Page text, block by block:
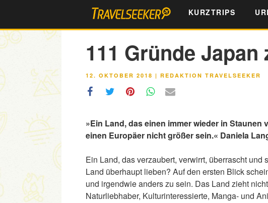
springen
KURZTRIPS
111 Gründe
VERÖFFENTLICHT
12. OKTOBER 2018 | REDAKTION TRAVELSEEKER
»Ein Land, das einen immer wieder in
einen Europäer nicht größer sein.« Daniela
Ein Land, das verzaubert, verwirrt, überrascht
Land überhaupt lieben? Auf den ersten Blick
und irgendwie anders zu sein. Das Land zieht
Naturliebhaber, Kulturinteressierte, Manga- und